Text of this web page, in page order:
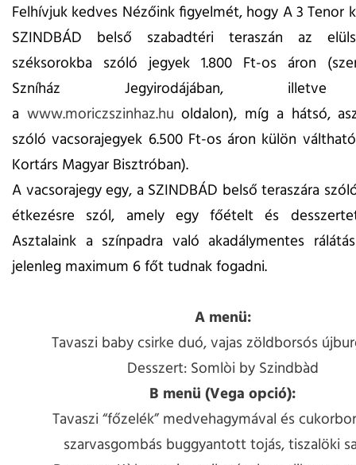
Felhívjuk kedves Nézőink figyelmét, hogy A 3 Tenor
SZINDBÁD belső szabadtéri teraszán az
széksorokba szóló jegyek 1.800 Ft-os áron
Szníház Jegyirodájában,
a www.moriczszinhaz.hu oldalon), míg a hátsó,
szóló vacsorajegyek 6.500 Ft-os áron külön
Kortárs Magyar Bisztróban).
A vacsorajegy egy, a SZINDBÁD belső teraszára
étkezésre szól, amely egy főételt és
Asztalaink a színpadra való akadálymentes
jelenleg maximum 6 főt tudnak fogadni.
A menü:
Tavaszi baby csirke duó, vajas zöldborsós
Desszert: Somlòi by Szindbàd
B menü (Vega opció):
Tavaszi “főzelék” medvehagymával és
szarvasgombás buggyantott tojás, tiszalöki